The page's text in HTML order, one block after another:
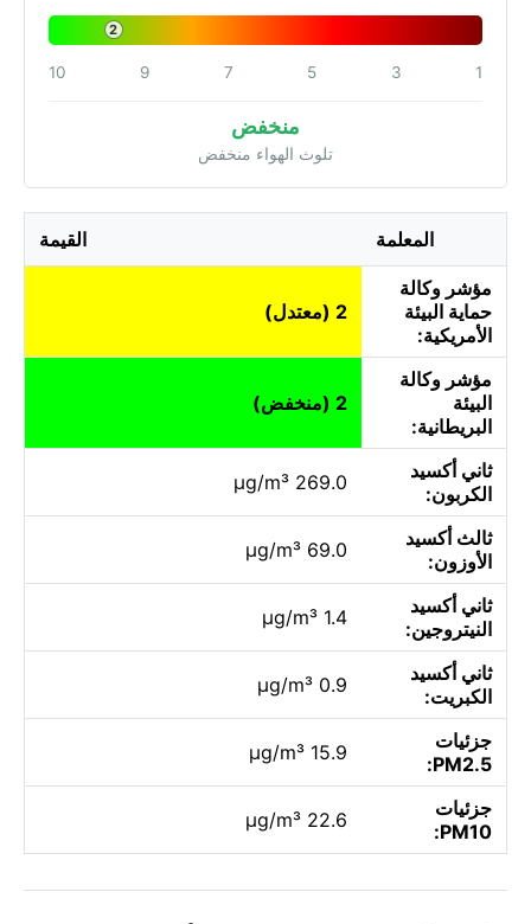
2
1
3
5
7
9
10
منخفض
تلوث الهواء منخفض
المعلمة القيمة
مؤشر وكالة
حماية البيئة
الأمريكية:
2 (معتدل)
مؤشر وكالة
البيئة
البريطانية:
2 (منخفض)
ثاني أكسيد
الكربون:
269.0 µg/m³
ثالث أكسيد
الأوزون:
69.0 µg/m³
ثاني أكسيد
النيتروجين:
1.4 µg/m³
ثاني أكسيد
الكبريت:
0.9 µg/m³
جزئيات
PM2.5:
15.9 µg/m³
جزئيات
PM10:
22.6 µg/m³